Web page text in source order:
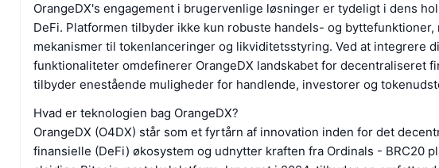
OrangeDX's engagement i brugervenlige løsninger er tydeligt i dens
DeFi. Platformen tilbyder ikke kun robuste handels- og byttefunktioner,
mekanismer til tokenlanceringer og likviditetsstyring. Ved at integrere
funktionaliteter omdefinerer OrangeDX landskabet for decentraliseret
tilbyder enestående muligheder for handlende, investorer og
Hvad er teknologien bag OrangeDX?
OrangeDX (O4DX) står som et fyrtårn af innovation inden for det
finansielle (DeFi) økosystem og udnytter kraften fra Ordinals - BRC20